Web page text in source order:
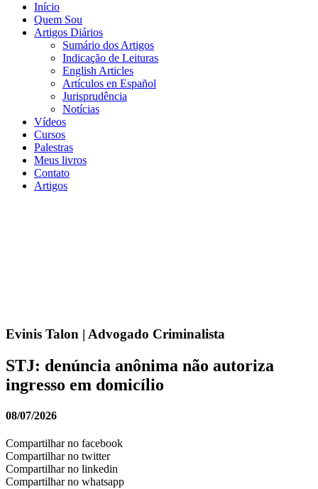
Início
Quem Sou
Artigos Diários
Sumário dos Artigos
Indicação de Leituras
English Articles
Artículos en Español
Jurisprudência
Notícias
Vídeos
Cursos
Palestras
Meus livros
Contato
Artigos
Evinis Talon | Advogado Criminalista
STJ: denúncia anônima não autoriza
ingresso em domicílio
08/07/2026
Compartilhar no facebook
Compartilhar no twitter
Compartilhar no linkedin
Compartilhar no whatsapp